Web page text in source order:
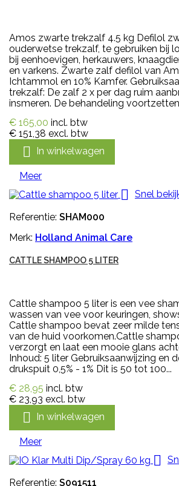
Amos zwarte trekzalf 4.5 kg Defilol
ouderwetse trekzalf, te gebruiken bij
bij eenhoevigen, herkauwers,
en varkens. Zwarte zalf defilol van
Ichtammol en 10% Kamfer.
trekzalf: De zalf 2 x per dag ruim
insmeren. De behandeling
€ 165,00 incl. btw
€ 151,38 excl. btw
 In winkelwagen
Meer
 Snel
Referentie: SHAM000
Merk: Holland Animal Care
CATTLE SHAMPOO 5 LITER
Cattle shampoo 5 liter is een vee
wassen van vee voor keuringen,
Cattle shampoo bevat zeer milde
van de huid voorkomen.Cattle
verzorgt en laat een mooie glans
Inhoud: 5 liter Gebruiksaanwijzing en
drukspuit 0,5% - 1% Dit is 50 tot 100...
€ 28,95 incl. btw
€ 23,93 excl. btw
 In winkelwagen
Meer

Referentie: S091511